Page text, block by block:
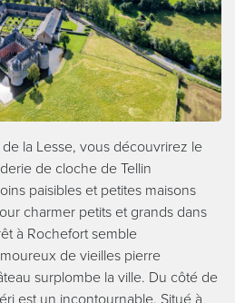
la Lesse, vous découvrirez le
de cloche de Tellin
paisibles et petites maisons
charmer petits et grands dans
à Rochefort semble
de vieilles pierre
surplombe la ville. Du côté de